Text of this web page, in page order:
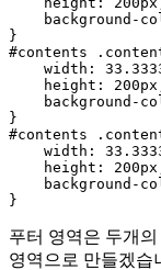
background-
#contents
width :
height : 200px
background-
#contents
width :
height : 200px
background-
푸터 영역은 두개
영역으로 만들겠습